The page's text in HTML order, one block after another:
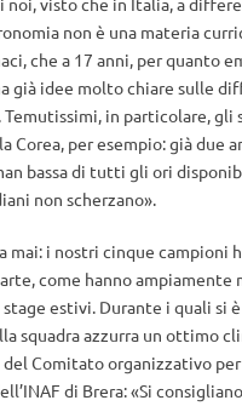
non è una materia
che a 17 anni, per quanto
già idee molto chiare sulle
in particolare, gli
Corea, per esempio: già due
bassa di tutti gli ori
non scherzano».
mai: i nostri cinque campioni
come hanno ampiamente
estivi. Durante i quali si
squadra azzurra un ottimo
Comitato organizzativo per
di Brera: «Si